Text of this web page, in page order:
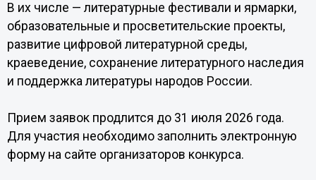
В их числе — литературные фестивали и ярмарки,
образовательные и просветительские проекты,
развитие цифровой литературной среды,
краеведение, сохранение литературного наследия
и поддержка литературы народов России.
Прием заявок продлится до 31 июля 2026 года.
Для участия необходимо заполнить электронную
форму на сайте организаторов конкурса.